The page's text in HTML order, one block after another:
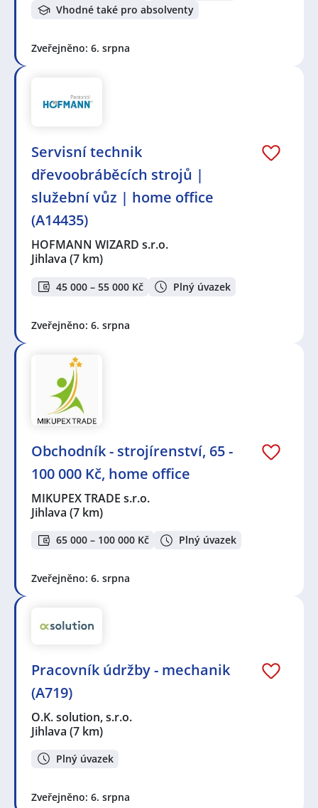
Vhodné také pro absolventy
Zveřejněno: 6. srpna
️Servisní technik
dřevoobráběcích strojů |
služební vůz | home office
(A14435)
HOFMANN WIZARD s.r.o.
Jihlava (7 km)
45 000 – 55 000 Kč Plný úvazek
Zveřejněno: 6. srpna
Obchodník - strojírenství, 65 -
100 000 Kč, home office
MIKUPEX TRADE s.r.o.
Jihlava (7 km)
65 000 – 100 000 Kč Plný úvazek
Zveřejněno: 6. srpna
Pracovník údržby - mechanik
(A719)
O.K. solution, s.r.o.
Jihlava (7 km)
Plný úvazek
Zveřejněno: 6. srpna